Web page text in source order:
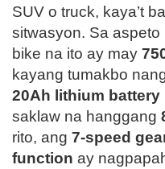
SUV o truck, kaya’t
sitwasyon. Sa
bike na ito ay may
kayang tumakbo
20Ah lithium battery
saklaw na hanggang
rito, ang 7-speed
function ay